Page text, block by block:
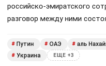
российско-эмиратского
разговор между ними
# Путин # ОАЭ # аль
# Украина ЕЩЕ +3